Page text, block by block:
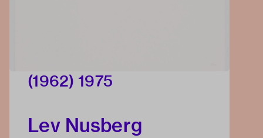
(1962) 1975
Lev Nusberg